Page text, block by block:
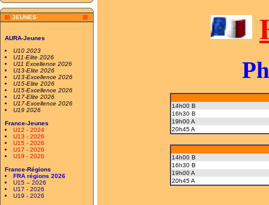
JEUNES
AURA-Jeunes
U10 2023
U11-Elite 2026
U11 Excellence 2026
U13-Elite 2026
U13-Excellence 2026
U15-Elite 2026
U15-Excellence 2026
U17-Elite 2026
U17-Excellence 2026
U19 2026
France-Jeunes
U12 - 2024
U13 - 2026
U15 - 2026
U17 - 2026
U19 - 2026
France-Régions
FRA régions 2026
U15 – 2026
U17 - 2026
U19 - 2026
14h00 B
16h30 B
19h00 A
20h45 A
14h00 B
16h30 B
19h00 A
20h45 A